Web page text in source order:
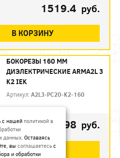
1519.4 руб.
В КОРЗИНУ
БОКОРЕЗЫ 160 ММ
ДИЭЛЕКТРИЧЕСКИЕ ARMA2L 3
K2 IEK
Артикул:A2L3-PC20-K2-160
792.98 руб.
В КОРЗИНУ
с нашей политикой в
данных. Оставаясь
вы соглашаетесь с
и обработки